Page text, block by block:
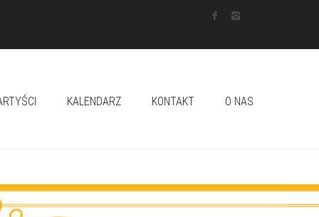
KALENDARZ KONTAKT O NAS